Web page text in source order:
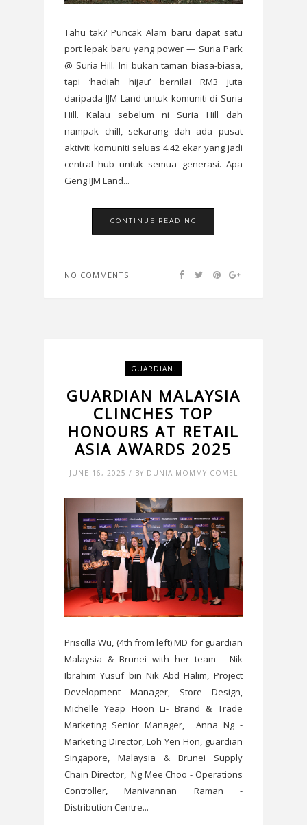
Tahu tak? Puncak Alam baru dapat satu
port lepak baru yang power — Suria Park
@ Suria Hill. Ini bukan taman biasa-biasa,
tapi ‘hadiah hijau’ bernilai RM3 juta
daripada IJM Land untuk komuniti di Suria
Hill. Kalau sebelum ni Suria Hill dah
nampak chill, sekarang dah ada pusat
aktiviti komuniti seluas 4.42 ekar yang jadi
central hub untuk semua generasi. Apa
Geng IJM Land...
CONTINUE READING
NO COMMENTS
GUARDIAN.
GUARDIAN MALAYSIA
CLINCHES TOP
HONOURS AT RETAIL
ASIA AWARDS 2025
JUNE 16, 2025 / BY DUNIA MOMMY COMEL
Priscilla Wu, (4th from left) MD for guardian
Malaysia & Brunei with her team - Nik
Ibrahim Yusuf bin Nik Abd Halim, Project
Development Manager, Store Design,
Michelle Yeap Hoon Li- Brand & Trade
Marketing Senior Manager, Anna Ng -
Marketing Director, Loh Yen Hon, guardian
Singapore, Malaysia & Brunei Supply
Chain Director, Ng Mee Choo - Operations
Controller, Manivannan Raman -
Distribution Centre...